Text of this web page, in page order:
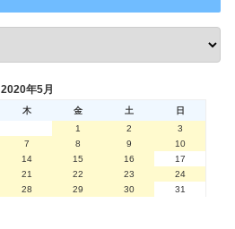
2020年5月
木 金 土
日
1
2
3
7 8 9
10
14 15 16
17
21 22 23
24
28 29 30 31